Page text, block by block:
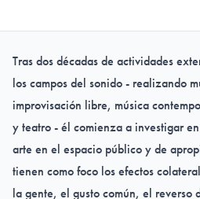
Tras dos décadas de actividades
los campos del sonido - realizando
improvisación libre, música
y teatro - él comienza a investigar
arte en el espacio público y de
tienen como foco los efectos
la gente, el gusto común, el reverso